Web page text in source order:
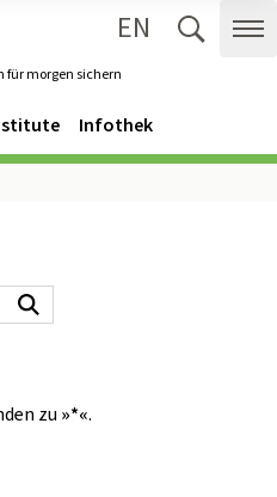
für morgen sichern
EN
Infothek
zu »*«.